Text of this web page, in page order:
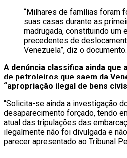
“Milhares de famílias foram
suas casas durante as
madrugada, constituindo um
precedentes de
Venezuela”, diz o documento.
A denúncia classifica ainda que
de petroleiros que saem da
“apropriação ilegal de bens
“Solicita-se ainda a investigação
desaparecimento forçado, tendo
atual das tripulações das
ilegalmente não foi divulgada e
parecer apresentado ao Tribunal